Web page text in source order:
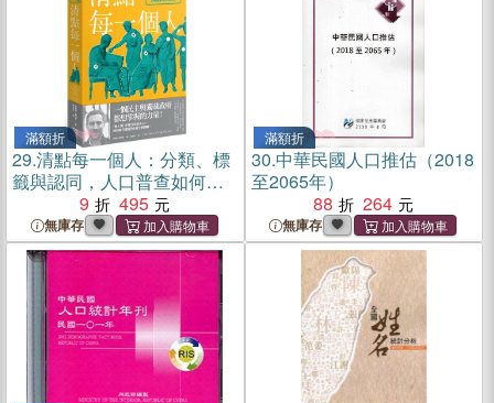
滿額折
29.清點每一個人：分類、標
籤與認同，人口普查如何定
義國家與你我身分
9 495
無庫存
滿額折
30.中華民國人口推估（2018
至2065年）
88
264
無庫存